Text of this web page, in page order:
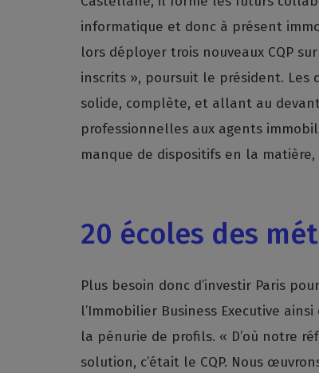
informatique et donc à présent
lors déployer trois nouveaux CQP
inscrits », poursuit le président. Les
solide, complète, et allant au
professionnelles aux agents
manque de dispositifs en la
20 écoles des
Plus besoin donc d’investir Paris
l’Immobilier Business Executive
la pénurie de profils. « D’où notre
solution, c’était le CQP. Nous